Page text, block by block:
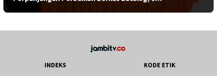
INDEKS
KODE ETIK